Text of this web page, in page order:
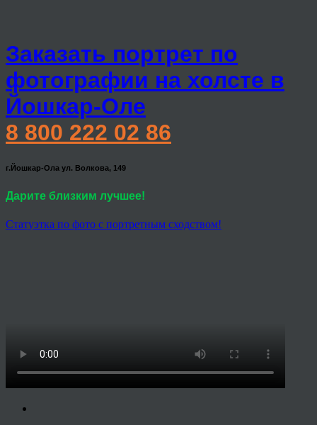
Заказать портрет по
фотографии на холсте в
Йошкар-Оле
8 800 222 02 86
г.Йошкар-Ола ул. Волкова, 149
Дарите близким лучшее!
Статуэтка по фото с портретным сходством!